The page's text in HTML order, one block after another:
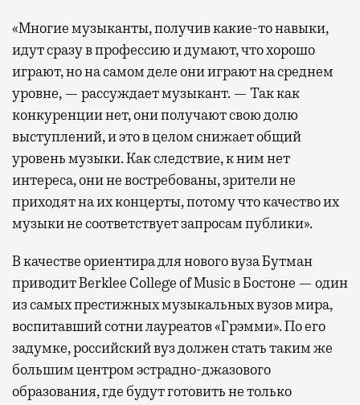
«Многие музыканты, получив какие-то навыки,
идут сразу в профессию и думают, что хорошо
играют, но на самом деле они играют на среднем
уровне, — рассуждает музыкант. — Так как
конкуренции нет, они получают свою долю
выступлений, и это в целом снижает общий
уровень музыки. Как следствие, к ним нет
интереса, они не востребованы, зрители не
приходят на их концерты, потому что качество их
музыки не соответствует запросам публики».
В качестве ориентира для нового вуза Бутман
приводит Berklee College of Music в Бостоне — один
из самых престижных музыкальных вузов мира,
воспитавший сотни лауреатов «Грэмми». По его
задумке, российский вуз должен стать таким же
большим центром эстрадно-джазового
образования, где будут готовить не только